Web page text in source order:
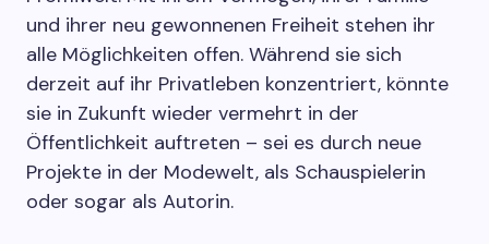
und ihrer neu gewonnenen Freiheit stehen ihr
alle Möglichkeiten offen. Während sie sich
derzeit auf ihr Privatleben konzentriert, könnte
sie in Zukunft wieder vermehrt in der
Öffentlichkeit auftreten – sei es durch neue
Projekte in der Modewelt, als Schauspielerin
oder sogar als Autorin.